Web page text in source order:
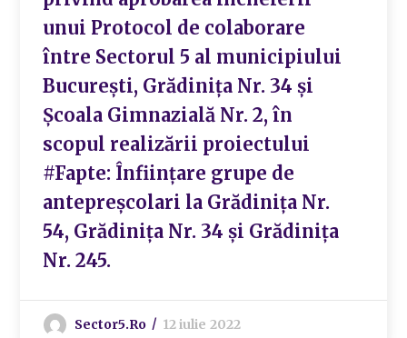
unui Protocol de colaborare
între Sectorul 5 al municipiului
București, Grădinița Nr. 34 și
Școala Gimnazială Nr. 2, în
scopul realizării proiectului
#Fapte: Înființare grupe de
antepreșcolari la Grădinița Nr.
54, Grădinița Nr. 34 și Grădinița
Nr. 245.
Sector5.ro 12 iulie 2022